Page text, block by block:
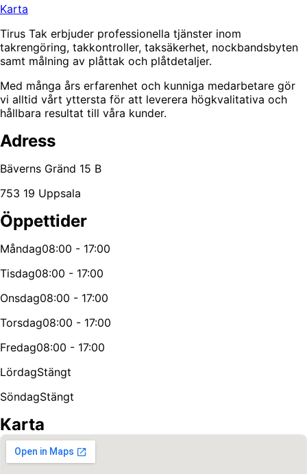
Karta
Tirus Tak erbjuder professionella tjänster inom
takrengöring, takkontroller, taksäkerhet, nockbandsbyten
samt målning av plåttak och plåtdetaljer.
Med många års erfarenhet och kunniga medarbetare gör
vi alltid vårt yttersta för att leverera högkvalitativa och
hållbara resultat till våra kunder.
Adress
Bäverns Gränd 15 B
753 19 Uppsala
Öppettider
Måndag08:00 - 17:00
Tisdag08:00 - 17:00
Onsdag08:00 - 17:00
Torsdag08:00 - 17:00
Fredag08:00 - 17:00
LördagStängt
SöndagStängt
Karta